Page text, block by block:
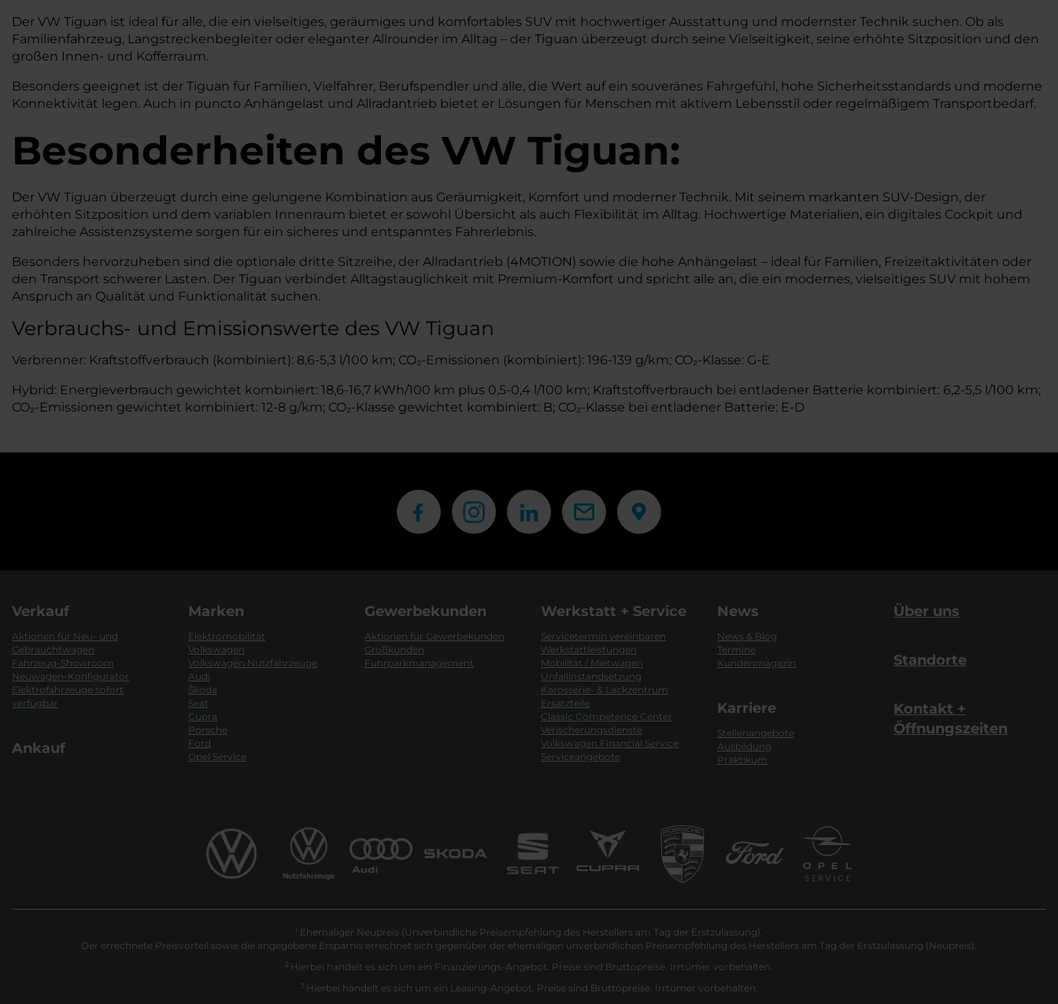
Der VW Tiguan ist ideal für alle, die ein vielseitiges, geräumiges und komfortables SUV mit hochwertiger Ausstattung und modernster Technik suchen. Ob als
Familienfahrzeug, Langstreckenbegleiter oder eleganter Allrounder im Alltag – der Tiguan überzeugt durch seine Vielseitigkeit, seine erhöhte Sitzposition und den
großen Innen- und Kofferraum.
Besonders geeignet ist der Tiguan für Familien, Vielfahrer, Berufspendler und alle, die Wert auf ein souveränes Fahrgefühl, hohe Sicherheitsstandards und moderne
Konnektivität legen. Auch in puncto Anhängelast und Allradantrieb bietet er Lösungen für Menschen mit aktivem Lebensstil oder regelmäßigem Transportbedarf.
Besonderheiten des VW Tiguan:
Der VW Tiguan überzeugt durch eine gelungene Kombination aus Geräumigkeit, Komfort und moderner Technik. Mit seinem markanten SUV-Design, der
erhöhten Sitzposition und dem variablen Innenraum bietet er sowohl Übersicht als auch Flexibilität im Alltag. Hochwertige Materialien, ein digitales Cockpit und
zahlreiche Assistenzsysteme sorgen für ein sicheres und entspanntes Fahrerlebnis.
Besonders hervorzuheben sind die optionale dritte Sitzreihe, der Allradantrieb (4MOTION) sowie die hohe Anhängelast – ideal für Familien, Freizeitaktivitäten oder
den Transport schwerer Lasten. Der Tiguan verbindet Alltagstauglichkeit mit Premium-Komfort und spricht alle an, die ein modernes, vielseitiges SUV mit hohem
Anspruch an Qualität und Funktionalität suchen.
Verbrauchs- und Emissionswerte des VW Tiguan
Verbrenner: Kraftstoffverbrauch (kombiniert): 8,6-5,3 l/100 km; CO₂-Emissionen (kombiniert): 196-139 g/km; CO₂-Klasse: G-E
Hybrid: Energieverbrauch gewichtet kombiniert: 18,6-16,7 kWh/100 km plus 0,5-0,4 l/100 km; Kraftstoffverbrauch bei entladener Batterie kombiniert: 6,2-5,5 l/100 km;
CO₂-Emissionen gewichtet kombiniert: 12-8 g/km; CO₂-Klasse gewichtet kombiniert: B; CO₂-Klasse bei entladener Batterie: E-D
Verkauf
Aktionen für Neu- und
Gebrauchtwagen
Fahrzeug-Showroom
Neuwagen-Konfigurator
Elektrofahrzeuge sofort
verfügbar
Ankauf
Marken
Elektromobilität
Volkswagen
Volkswagen Nutzfahrzeuge
Audi
Škoda
Seat
Cupra
Porsche
Ford
Opel Service
Gewerbekunden
Aktionen für Gewerbekunden
Großkunden
Fuhrparkmanagement
Werkstatt + Service
Servicetermin vereinbaren
Werkstattleistungen
Mobilität / Mietwagen
Unfallinstandsetzung
Karosserie- & Lackzentrum
Ersatzteile
Classic Competence Center
Verischerungsdienste
Volkswagen Financial Service
Serviceangebote
News
News & Blog
Termine
Kundenmagazin
Karriere
Stellenangebote
Ausbildung
Praktikum
Über uns
Standorte
Kontakt +
Öffnungszeiten
1 Ehemaliger Neupreis (Unverbindliche Preisempfehlung des Herstellers am Tag der Erstzulassung).
Der errechnete Preisvorteil sowie die angegebene Ersparnis errechnet sich gegenüber der ehemaligen unverbindlichen Preisempfehlung des Herstellers am Tag der Erstzulassung (Neupreis).
2 Hierbei handelt es sich um ein Finanzierungs-Angebot. Preise sind Bruttopreise. Irrtümer vorbehalten.
3 Hierbei handelt es sich um ein Leasing-Angebot. Preise sind Bruttopreise. Irrtümer vorbehalten.